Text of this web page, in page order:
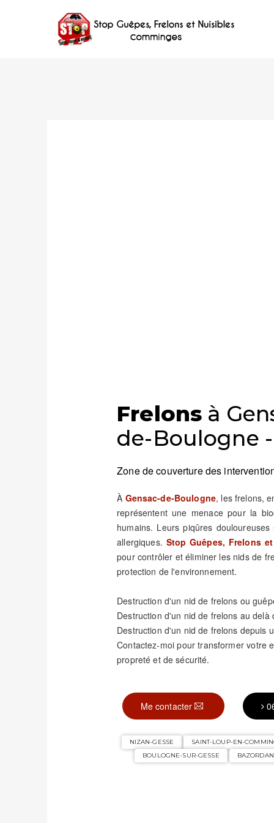
Frelons à
de-Boulogne -
Zone de couverture des
À Gensac-de-Boulogne, les frelons,
représentent une menace pour la
humains. Leurs piqûres
allergiques. Stop Guêpes, Frelons
pour contrôler et éliminer les nids de
protection de l'environnement.
Destruction d'un nid de frelons ou
Destruction d'un nid de frelons au
Destruction d'un nid de frelons depuis
Contactez-moi pour transformer votre
propreté et de sécurité.
Me contacter
NIZAN-GESSE
SAINT-LOUP-EN-
BOULOGNE-SUR-GESSE
BAZORDAN